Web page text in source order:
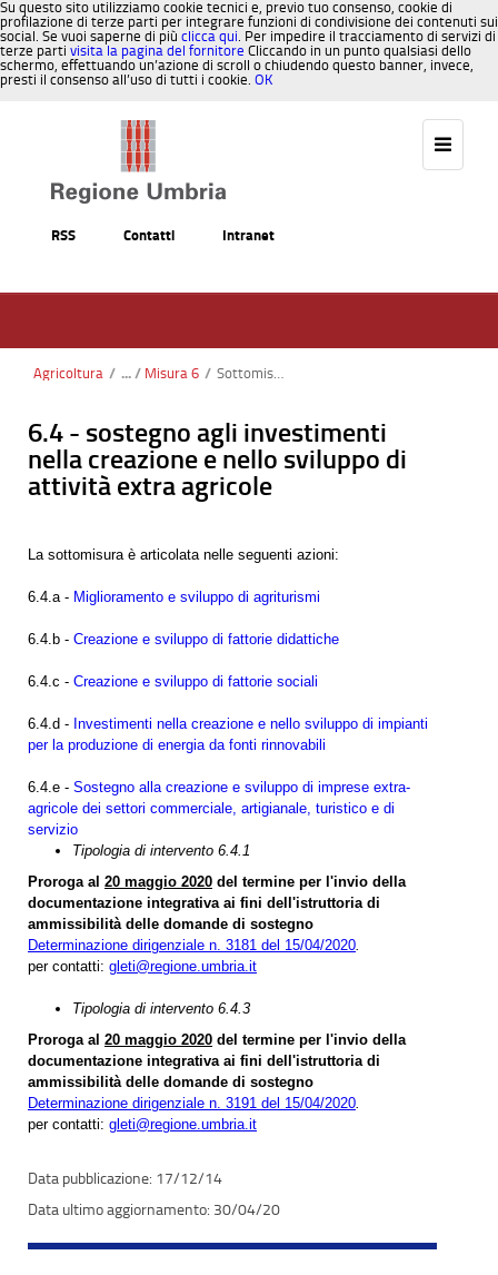
Su questo sito utilizziamo cookie tecnici e, previo tuo consenso, cookie di
profilazione di terze parti per integrare funzioni di condivisione dei contenuti sui
social. Se vuoi saperne di più clicca qui. Per impedire il tracciamento di servizi di
terze parti visita la pagina del fornitore Cliccando in un punto qualsiasi dello
schermo, effettuando un’azione di scroll o chiudendo questo banner, invece,
presti il consenso all’uso di tutti i cookie. OK
RSS Contatti Intranet
Agricoltura / Misura 6 / Sottomisura 6.4
6.4 - sostegno agli investimenti
nella creazione e nello sviluppo di
attività extra agricole
La sottomisura è articolata nelle seguenti azioni:
6.4.a - Miglioramento e sviluppo di agriturismi
6.4.b - Creazione e sviluppo di fattorie didattiche
6.4.c - Creazione e sviluppo di fattorie sociali
6.4.d - Investimenti nella creazione e nello sviluppo di impianti
per la produzione di energia da fonti rinnovabili
6.4.e - Sostegno alla creazione e sviluppo di imprese extra-
agricole dei settori commerciale, artigianale, turistico e di
servizio
Tipologia di intervento 6.4.1
Proroga al 20 maggio 2020 del termine per l'invio della
documentazione integrativa ai fini dell'istruttoria di
ammissibilità delle domande di sostegno
Determinazione dirigenziale n. 3181 del 15/04/2020
per contatti: gleti@regione.umbria.it
Tipologia di intervento 6.4.3
Proroga al 20 maggio 2020 del termine per l'invio della
documentazione integrativa ai fini dell'istruttoria di
ammissibilità delle domande di sostegno
Determinazione dirigenziale n. 3191 del 15/04/2020
per contatti: gleti@regione.umbria.it
17/12/14
30/04/20